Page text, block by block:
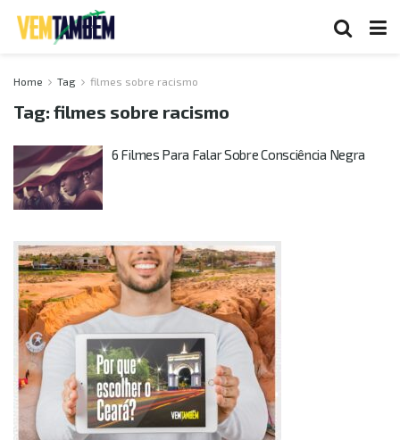
Home Tag filmes sobre racismo
Tag: filmes sobre racismo
6 Filmes Para Falar Sobre Consciência Negra